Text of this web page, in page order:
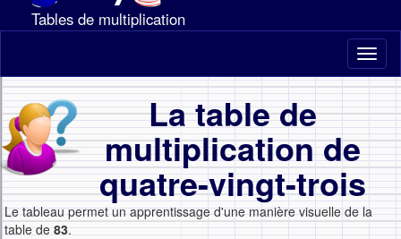
Tables de multiplication
La table de
multiplication de
quatre-vingt-trois
Le tableau permet un apprentissage d'une manière visuelle de la
table de 83.